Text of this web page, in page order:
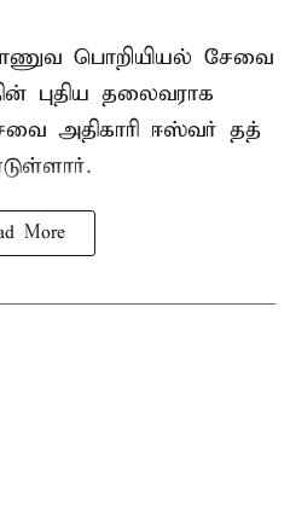
பொறியியல் சேவை
புதிய தலைவராக
அதிகாரி ஈஸ்வர் தத்
More